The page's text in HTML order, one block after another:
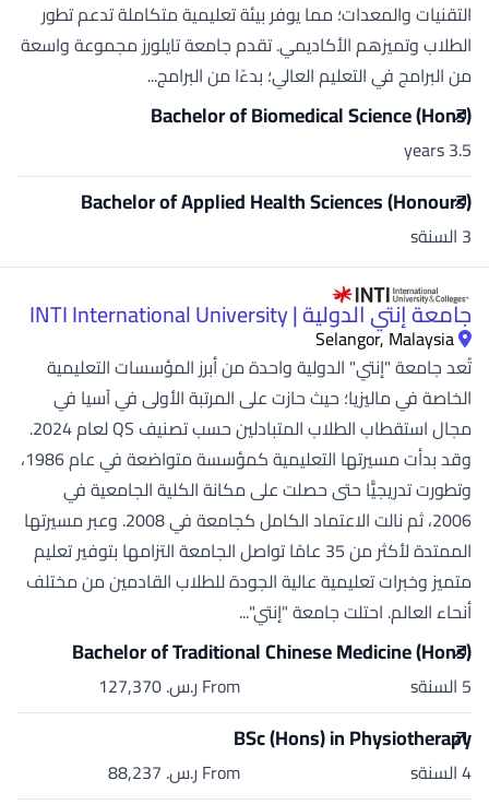
التقنيات والمعدات؛ مما يوفر بيئة تعليمية متكاملة تدعم تطور
الطلاب وتميزهم الأكاديمي. تقدم جامعة تايلورز مجموعة واسعة
من البرامج في التعليم العالي؛ بدءًا من البرامج...
Bachelor of Biomedical Science (Hons)
3.5 years
Bachelor of Applied Health Sciences (Honours)
3 السنةs
جامعة إنتي الدولية | INTI International University
Selangor, Malaysia
تُعد جامعة "إنتي" الدولية واحدة من أبرز المؤسسات التعليمية
الخاصة في ماليزيا؛ حيث حازت على المرتبة الأولى في آسيا في
مجال استقطاب الطلاب المتبادلين حسب تصنيف QS لعام 2024.
وقد بدأت مسيرتها التعليمية كمؤسسة متواضعة في عام 1986،
وتطورت تدريجيًّا حتى حصلت على مكانة الكلية الجامعية في
2006، ثم نالت الاعتماد الكامل كجامعة في 2008. وعبر مسيرتها
الممتدة لأكثر من 35 عامًا تواصل الجامعة التزامها بتوفير تعليم
متميز وخبرات تعليمية عالية الجودة للطلاب القادمين من مختلف
أنحاء العالم. احتلت جامعة "إنتي"...
Bachelor of Traditional Chinese Medicine (Hons)
5 السنةs From ر.س.‏ 127,370
BSc (Hons) in Physiotherapy
4 السنةs From ر.س.‏ 88,237